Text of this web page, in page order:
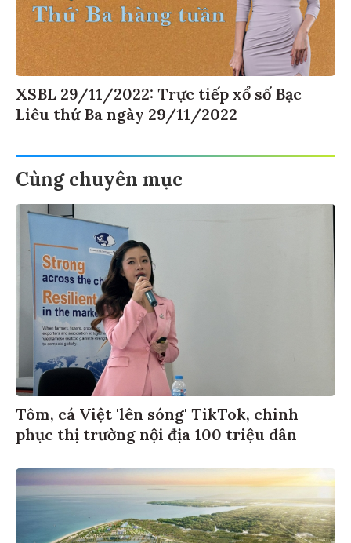
XSBL 29/11/2022: Trực tiếp xổ số Bạc
Liêu thứ Ba ngày 29/11/2022
Cùng chuyên mục
Tôm, cá Việt 'lên sóng' TikTok, chinh
phục thị trường nội địa 100 triệu dân